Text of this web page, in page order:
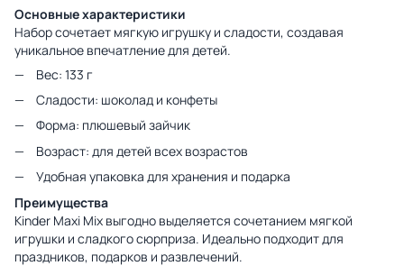
Основные характеристики
Набор сочетает мягкую игрушку и сладости, создавая
уникальное впечатление для детей.
Вес: 133 г
Сладости: шоколад и конфеты
Форма: плюшевый зайчик
Возраст: для детей всех возрастов
Удобная упаковка для хранения и подарка
Преимущества
Kinder Maxi Mix выгодно выделяется сочетанием мягкой
игрушки и сладкого сюрприза. Идеально подходит для
праздников, подарков и развлечений.